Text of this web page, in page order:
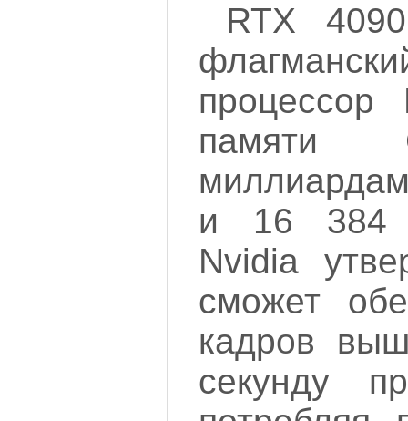
RTX
памяти
и 16 384
Nvidia
сможет
кадров
секунду